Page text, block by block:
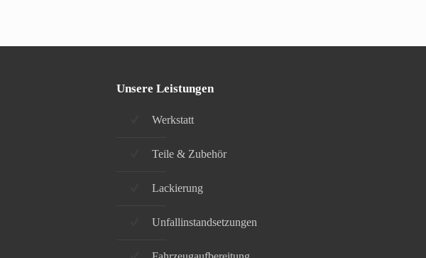
Unsere Leistungen
Werkstatt
Teile & Zubehör
Lackierung
Unfallinstandsetzungen